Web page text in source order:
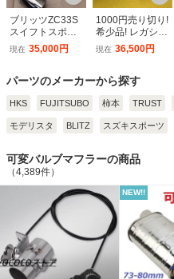
ブリッツZC33S
スイフトスポー
ツマフラーNUR
−Spec VS style
ク
現在 35,000円
1000円売り切り!
希少品! レガシ
ィ/エクシーガ B
RG/BMG/BR9/B
M 平成24年 HKS
KS ESプレミア
中古
現在 36,500円
パーツのメーカーから探す
HKS FUJITSUBO 柿本 TRUST
モデリスタ BLITZ スズキスポーツ
可変バルブマフラーの商品
（4,389件）
NEW!!